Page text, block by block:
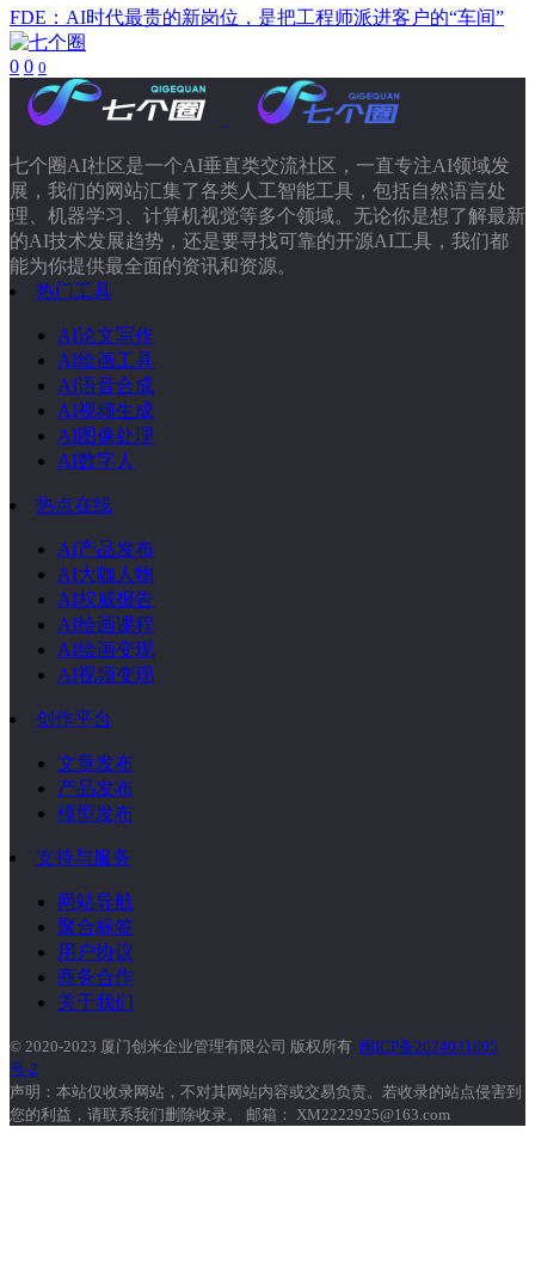
FDE：AI时代最贵的新岗位，是把工程师派进客户的“车间”
0 0 0
七个圈AI社区是一个AI垂直类交流社区，一直专注AI领域发
展，我们的网站汇集了各类人工智能工具，包括自然语言处
理、机器学习、计算机视觉等多个领域。无论你是想了解最新
的AI技术发展趋势，还是要寻找可靠的开源AI工具，我们都
能为你提供最全面的资讯和资源。
热门工具
AI论文写作
AI绘画工具
AI语音合成
AI视频生成
AI图像处理
AI数字人
热点在线
AI产品发布
AI大咖人物
AI权威报告
AI绘画课程
AI绘画变现
AI视频变现
创作平台
文章发布
产品发布
模型发布
支持与服务
网站导航
聚合标签
用户协议
商务合作
关于我们
© 2020-2023 厦门创米企业管理有限公司 版权所有 闽ICP备2024031605
号-2
声明：本站仅收录网站，不对其网站内容或交易负责。若收录的站点侵害到
您的利益，请联系我们删除收录。 邮箱： XM2222925@163.com